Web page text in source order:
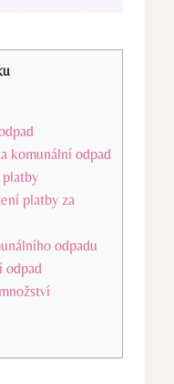
komunální odpad
platby za
odpadu
odpad